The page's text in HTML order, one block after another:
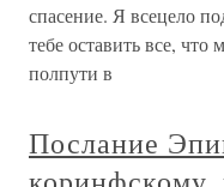
спасение. Я всецело
тебе оставить все, что
полпути в
Послание